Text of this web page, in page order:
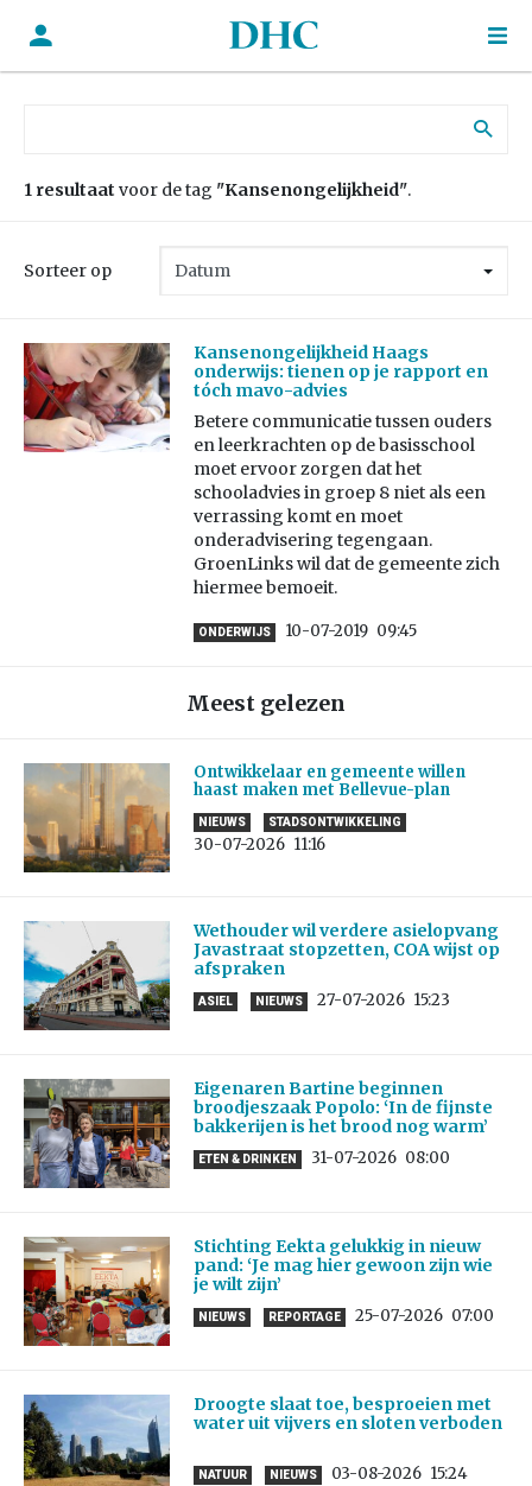
1 resultaat voor de tag "Kansenongelijkheid".
Sorteer op
Kansenongelijkheid Haags
onderwijs: tienen op je rapport en
tóch mavo-advies
Betere communicatie tussen ouders
en leerkrachten op de basisschool
moet ervoor zorgen dat het
schooladvies in groep 8 niet als een
verrassing komt en moet
onderadvisering tegengaan.
GroenLinks wil dat de gemeente zich
hiermee bemoeit.
ONDERWIJS 10-07-2019 09:45
Meest gelezen
Ontwikkelaar en gemeente willen
haast maken met Bellevue-plan
NIEUWS STADSONTWIKKELING
30-07-2026 11:16
Wethouder wil verdere asielopvang
Javastraat stopzetten, COA wijst op
afspraken
ASIEL NIEUWS 27-07-2026 15:23
Eigenaren Bartine beginnen
broodjeszaak Popolo: ‘In de fijnste
bakkerijen is het brood nog warm’
ETEN & DRINKEN 31-07-2026 08:00
Stichting Eekta gelukkig in nieuw
pand: ‘Je mag hier gewoon zijn wie
je wilt zijn’
NIEUWS REPORTAGE 25-07-2026 07:00
Droogte slaat toe, besproeien met
water uit vijvers en sloten verboden
NATUUR NIEUWS 03-08-2026 15:24